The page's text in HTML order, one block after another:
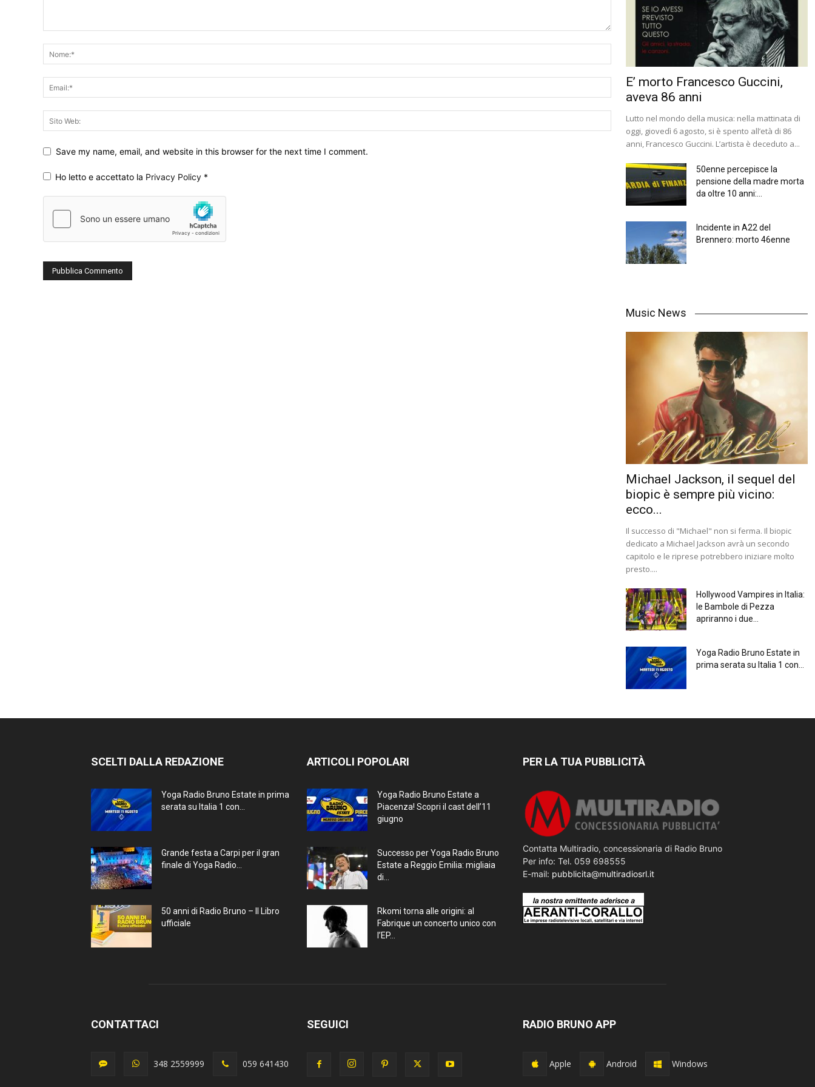
Save my name, email, and website in this browser for the next time I comment.
Ho letto e accettato la Privacy Policy *
E’ morto Francesco Guccini,
aveva 86 anni
Lutto nel mondo della musica: nella mattinata di
oggi, giovedì 6 agosto, si è spento all’età di 86
anni, Francesco Guccini. L’artista è deceduto a...
50enne percepisce la
pensione della madre morta
da oltre 10 anni:...
Incidente in A22 del
Brennero: morto 46enne
Music News
Michael Jackson, il sequel del
biopic è sempre più vicino:
ecco...
Il successo di "Michael" non si ferma. Il biopic
dedicato a Michael Jackson avrà un secondo
capitolo e le riprese potrebbero iniziare molto
presto....
Hollywood Vampires in Italia:
le Bambole di Pezza
apriranno i due...
Yoga Radio Bruno Estate in
prima serata su Italia 1 con...
SCELTI DALLA REDAZIONE
Yoga Radio Bruno Estate in prima
serata su Italia 1 con...
Grande festa a Carpi per il gran
finale di Yoga Radio...
50 anni di Radio Bruno – Il Libro
ufficiale
ARTICOLI POPOLARI
Yoga Radio Bruno Estate a
Piacenza! Scopri il cast dell’11
giugno
Successo per Yoga Radio Bruno
Estate a Reggio Emilia: migliaia
di...
Rkomi torna alle origini: al
Fabrique un concerto unico con
l’EP...
PER LA TUA PUBBLICITÀ
Contatta Multiradio, concessionaria di Radio Bruno
Per info: Tel. 059 698555
E-mail: pubblicita@multiradiosrl.it
CONTATTACI
348 2559999 059 641430
SEGUICI RADIO BRUNO APP
Apple Android Windows